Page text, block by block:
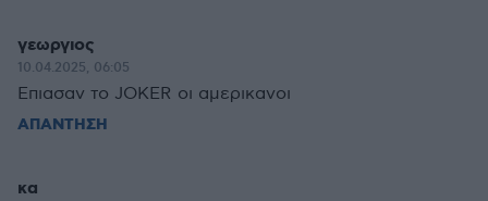
γεωργιος
10.04.2025, 06:05
Επιασαν το JOKER οι αμερικανοι
ΑΠΑΝΤΗΣΗ
κα